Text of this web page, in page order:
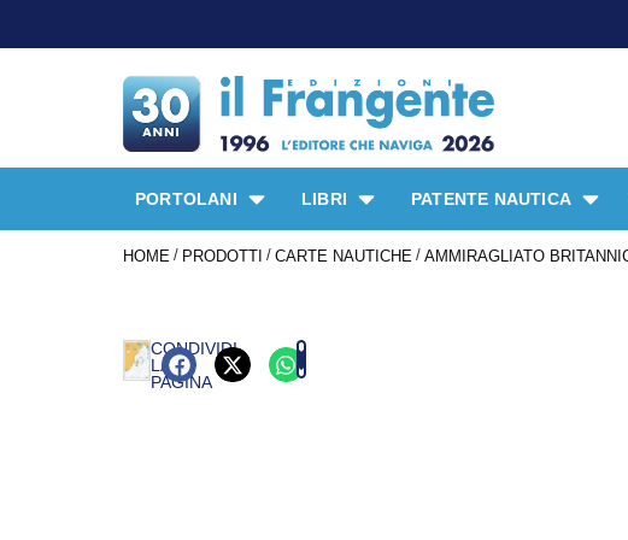
PORTOLANI LIBRI PATENTE NAUTICA
HOME / PRODOTTI / CARTE NAUTICHE / AMMIRAGLIATO
CONDIVIDI
LA
PAGINA